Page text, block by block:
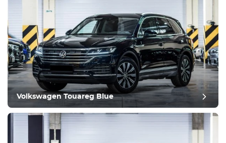
bilan de fin d'année
Volkswagen Touareg Blue